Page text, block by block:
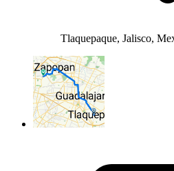
Tlaquepaque, Jalisco,